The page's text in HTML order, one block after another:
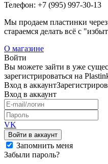
Телефон: +7 (995) 997-30-13
Мы продаем пластинки
стараемся делать всё с
О магазине
Войти
Вы можете зайти в уже
зарегистрироваться на
Вход в аккаунт
Вход в аккаунт
VK
Войти в аккаунт
Запомнить меня
Забыли пароль?